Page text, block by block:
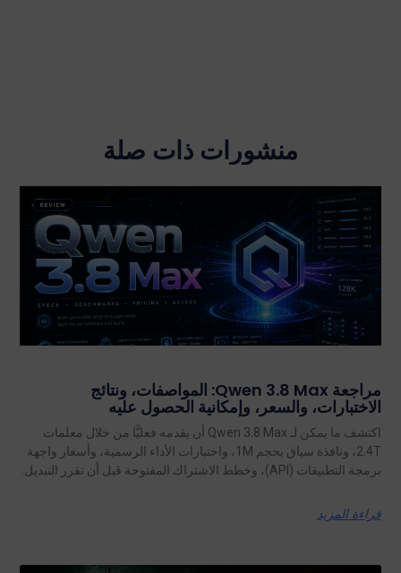
منشورات ذات صلة
مراجعة Qwen 3.8 Max: المواصفات، ونتائج
الاختبارات، والسعر، وإمكانية الحصول عليه
اكتشف ما يمكن لـ Qwen 3.8 Max أن يقدمه فعليًّا من خلال معلمات
2.4T، ونافذة سياق بحجم 1M، واختبارات الأداء الرسمية، وأسعار واجهة
برمجة التطبيقات (API)، وخطط الاشتراك المفتوحة قبل أن تقرر التبديل.
قراءة المزيد